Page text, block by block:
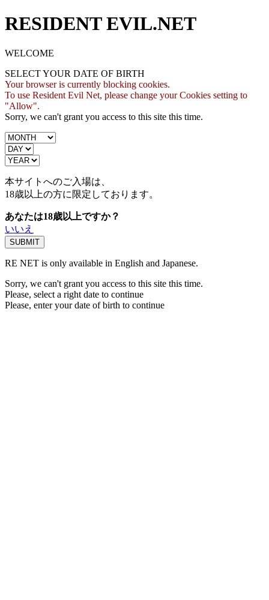
RESIDENT EVIL.NET
WELCOME
SELECT YOUR DATE OF BIRTH
Your browser is currently blocking cookies.
To use Resident Evil Net, please change your Cookies setting to
"Allow".
Sorry, we can't grant you access to this site this time.
本サイトへのご入場は、
18歳以上の方に限定しております。
あなたは18歳以上ですか？
いいえ
RE NET is only available in English and Japanese.
Sorry, we can't grant you access to this site this time.
Please, select a right date to continue
Please, enter your date of birth to continue